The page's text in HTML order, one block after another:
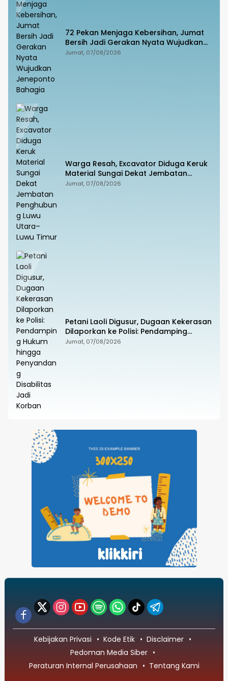
72 Pekan Menjaga Kebersihan, Jumat
Bersih Jadi Gerakan Nyata Wujudkan
Jeneponto Bahagia
Jumat, 07/08/2026
Warga Resah, Excavator Diduga Keruk
Material Sungai Dekat Jembatan
Penghubung Luwu Utara–Luwu Timur
Jumat, 07/08/2026
Petani Laoli Digusur, Dugaan Kekerasan
Dilaporkan ke Polisi: Pendamping
Hukum hingga Penyandang Disabilitas
Jumat, 07/08/2026
Kebijakan Privasi Kode Etik
Disclaimer
Pedoman Media Siber
Peraturan Internal Perusahaan
Tentang Kami